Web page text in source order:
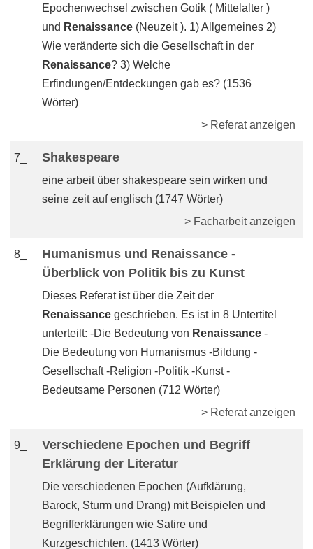
Epochenwechsel zwischen Gotik ( Mittelalter )
und Renaissance (Neuzeit ). 1) Allgemeines 2)
Wie veränderte sich die Gesellschaft in der
Renaissance? 3) Welche
Erfindungen/Entdeckungen gab es? (1536
Wörter)
> Referat anzeigen
7_ Shakespeare
eine arbeit über shakespeare sein wirken und
seine zeit auf englisch (1747 Wörter)
> Facharbeit anzeigen
8_
Humanismus und Renaissance -
Überblick von Politik bis zu Kunst
Dieses Referat ist über die Zeit der
Renaissance geschrieben. Es ist in 8 Untertitel
unterteilt: -Die Bedeutung von Renaissance -
Die Bedeutung von Humanismus -Bildung -
Gesellschaft -Religion -Politik -Kunst -
Bedeutsame Personen (712 Wörter)
> Referat anzeigen
9_
Verschiedene Epochen und Begriff
Erklärung der Literatur
Die verschiedenen Epochen (Aufklärung,
Barock, Sturm und Drang) mit Beispielen und
Begrifferklärungen wie Satire und
Kurzgeschichten. (1413 Wörter)